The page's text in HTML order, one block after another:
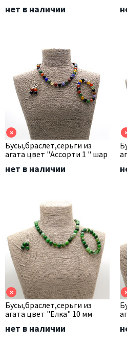
нет в наличии
×
Бусы,браслет,серьги из
агата цвет "Ассорти 1 " шар
нет в наличии
×
Бусы,браслет,серьги из
агата цвет "Елка" 10 мм
нет в наличии